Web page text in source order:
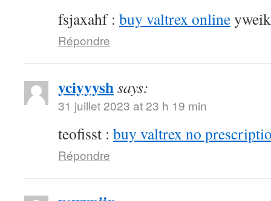
fsjaxahf : buy valtrex online
Répondre
yciyyyshsays:
31 juillet 2023 at 23 h 19 min
teofisst : buy valtrex no
Répondre